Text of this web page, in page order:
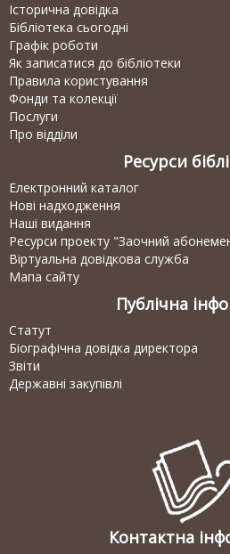
Історична довідка
Бібліотека сьогодні
Графік роботи
Як записатися до бібліотеки
Правила користування
Фонди та колекції
Послуги
Про відділи
Ресурси
Електронний каталог
Нові надходження
Наші видання
Ресурси проекту "Заочний
Віртуальна довідкова служба
Мапа сайту
Публічна
Статут
Біографічна довідка директора
Звіти
Державні закупівлі
Контактна